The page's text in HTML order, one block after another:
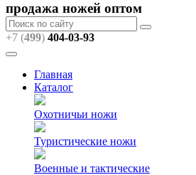
продажа ножей оптом
+7 (499) 404-03-93
Главная
Каталог
Охотничьи ножи
Туристические ножи
Военные и тактические